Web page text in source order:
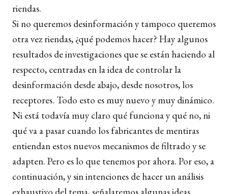
riendas.
Si no queremos desinformación y tampoco queremos
otra vez riendas, ¿qué podemos hacer? Hay algunos
resultados de investigaciones que se están haciendo al
respecto, centradas en la idea de controlar la
desinformación desde abajo, desde nosotros, los
receptores. Todo esto es muy nuevo y muy dinámico.
Ni está todavía muy claro qué funciona y qué no, ni
qué va a pasar cuando los fabricantes de mentiras
entiendan estos nuevos mecanismos de filtrado y se
adapten. Pero es lo que tenemos por ahora. Por eso, a
continuación, y sin intenciones de hacer un análisis